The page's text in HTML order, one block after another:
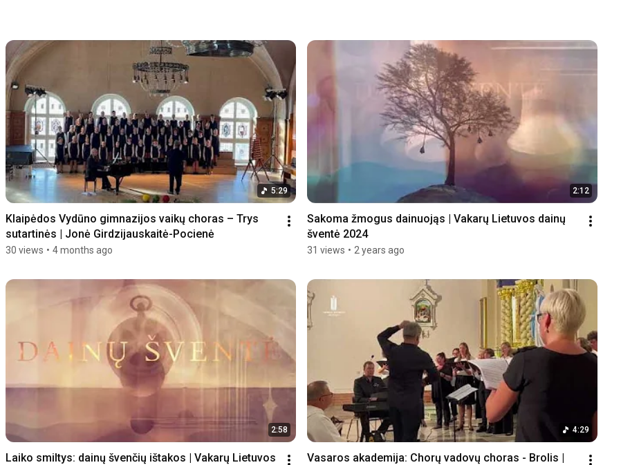
5:29
Klaipėdos Vydūno gimnazijos vaikų choras – Trys
sutartinės | Jonė Girdzijauskaitė-Pocienė
30 views • 4 months ago
2:12
Sakoma žmogus dainuojąs | Vakarų Lietuvos dainų
šventė 2024
31 views • 2 years ago
2:58
Laiko smiltys: dainų švenčių ištakos | Vakarų Lietuvos
4:29
Vasaros akademija: Chorų vadovų choras - Brolis |